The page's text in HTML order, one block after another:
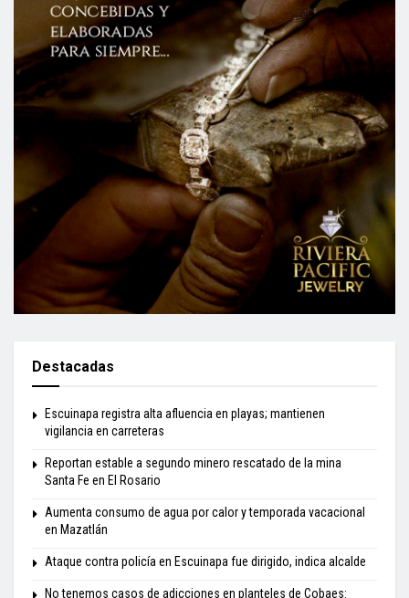
Destacadas
Escuinapa registra alta afluencia en playas; mantienen
vigilancia en carreteras
Reportan estable a segundo minero rescatado de la mina
Santa Fe en El Rosario
Aumenta consumo de agua por calor y temporada vacacional
en Mazatlán
Ataque contra policía en Escuinapa fue dirigido, indica alcalde
No tenemos casos de adicciones en planteles de Cobaes: